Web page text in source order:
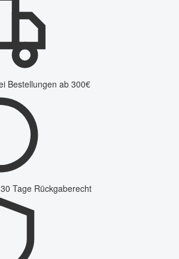
Bestellungen ab 300€
30 Tage Rückgaberecht